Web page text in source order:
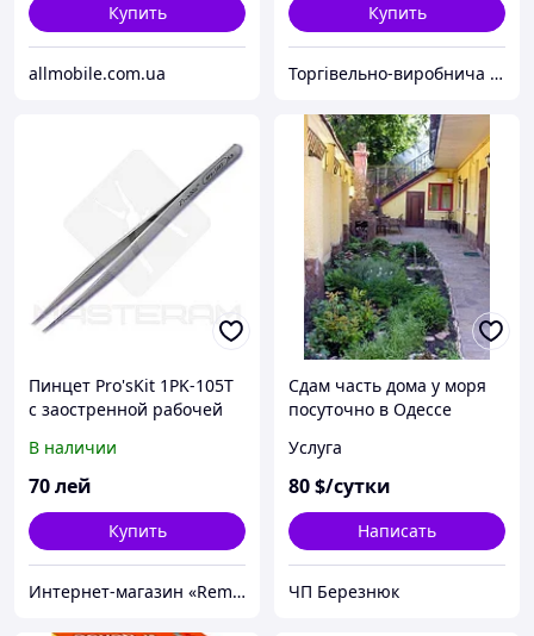
Купить
allmobile.com.ua
Купить
Торгівельно-виробнича компанія "Трініті"
Пинцет Pro'sKit 1PK-105T
с заостренной рабочей
В наличии
70лей
Купить
Интернет-магазин «Rem-elektronik»
Сдам часть дома у моря
посуточно в Одессе
Услуга
80$/сутки
Написать
ЧП Березнюк